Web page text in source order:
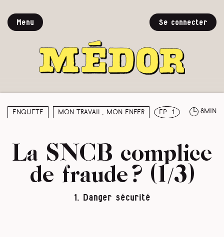
Menu Se connecter
Enquête Mon travail, mon enfer ép. 1 8min
La SNCB complice
de fraude ? (1/3)
1. Danger sécurité